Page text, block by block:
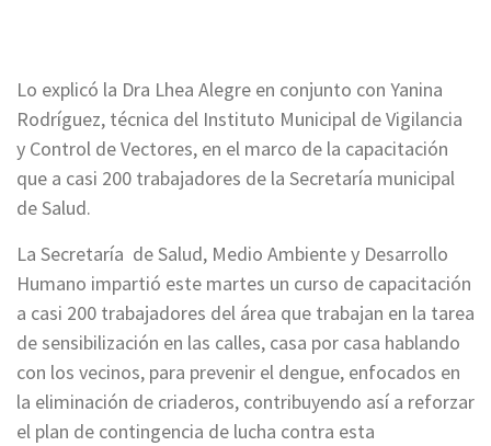
Lo explicó la Dra Lhea Alegre en conjunto con Yanina
Rodríguez, técnica del Instituto Municipal de Vigilancia
y Control de Vectores, en el marco de la capacitación
que a casi 200 trabajadores de la Secretaría municipal
de Salud.
La Secretaría de Salud, Medio Ambiente y Desarrollo
Humano impartió este martes un curso de capacitación
a casi 200 trabajadores del área que trabajan en la tarea
de sensibilización en las calles, casa por casa hablando
con los vecinos, para prevenir el dengue, enfocados en
la eliminación de criaderos, contribuyendo así a reforzar
el plan de contingencia de lucha contra esta